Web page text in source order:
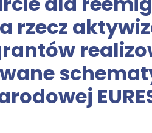
rzecz